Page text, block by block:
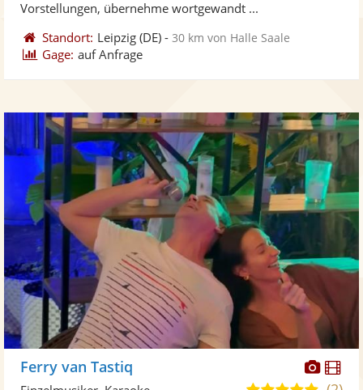
Vorstellungen, übernehme wortgewandt ...
Standort: Leipzig (DE) -30 km von Halle Saale
Gage: auf Anfrage
Ferry van Tastiq